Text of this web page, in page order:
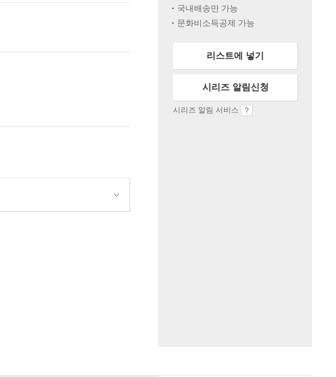
국내배송만 가능
문화비소득공제 가능
리스트에 넣기
시리즈 알림신청
시리즈 알림 서비스